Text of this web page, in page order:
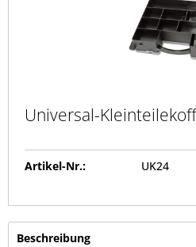
Universal-
Artikel-Nr.: UK24
Beschreibung